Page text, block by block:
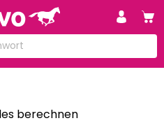
berechnen